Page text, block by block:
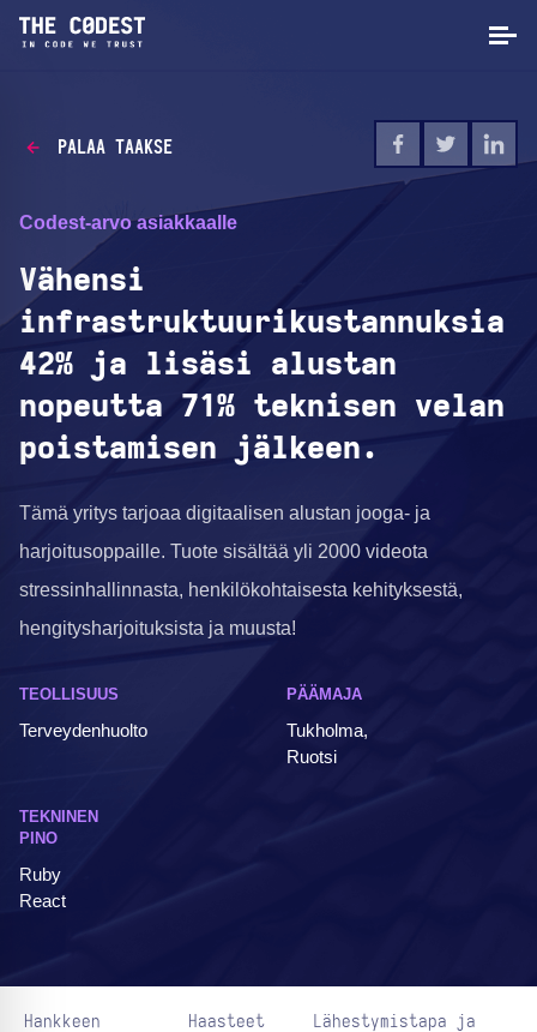
PALAA TAAKSE
Codest-arvo asiakkaalle
Vähensi
infrastruktuurikustannuksia
42% ja lisäsi alustan
nopeutta 71% teknisen velan
poistamisen jälkeen.
Tämä yritys tarjoaa digitaalisen alustan jooga- ja
harjoitusoppaille. Tuote sisältää yli 2000 videota
stressinhallinnasta, henkilökohtaisesta kehityksestä,
hengitysharjoituksista ja muusta!
TEOLLISUUS
Terveydenhuolto
PÄÄMAJA
Tukholma,
Ruotsi
TEKNINEN
PINO
Ruby
React
Hankkeen
Haasteet
Lähestymistapa ja